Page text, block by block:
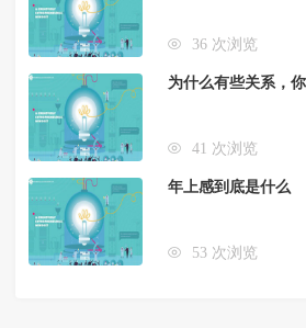
36 次浏览
为什么有些关系，
41 次浏览
年上感到底是什么
53 次浏览